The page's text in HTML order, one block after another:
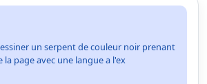
un serpent de couleur noir prenant
la page avec une langue a l'ex